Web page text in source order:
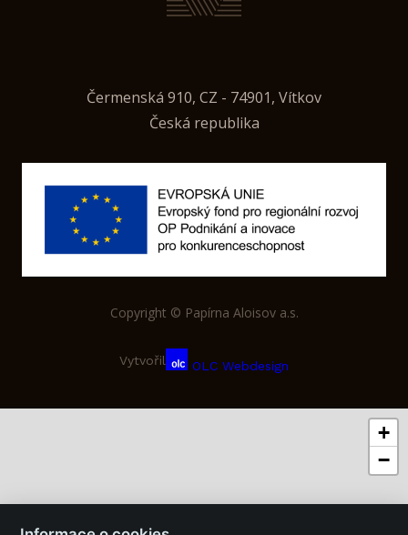
Čermenská 910, CZ - 74901, Vítkov
Česká republika
Copyright © Papírna Aloisov a.s.
Vytvořil OLC Webdesign
+
−